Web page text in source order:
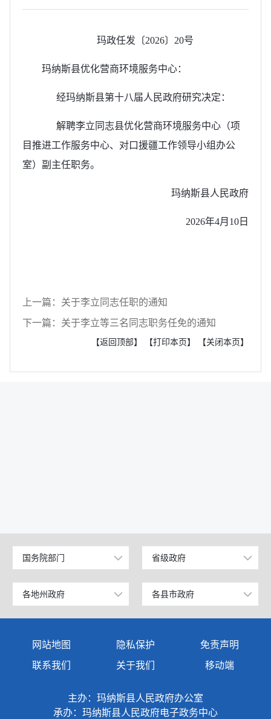
玛政任发〔2026〕20号
玛纳斯县优化营商环境服务中心：
经玛纳斯县第十八届人民政府研究决定：
解聘李立同志县优化营商环境服务中心（项
目推进工作服务中心、对口援疆工作领导小组办公
室）副主任职务。
玛纳斯县人民政府
2026年4月10日
上一篇：关于李立同志任职的通知
下一篇：关于李立等三名同志职务任免的通知
【返回顶部】 【打印本页】 【关闭本页】
国务院部门
公安部
工业和信息化部
科学技术部
教育部
国家发展和改革委员会
省级政府
北京
上海
广东
天津
江苏
山东
各地州政府
乌鲁木齐市
博尔塔拉蒙古自治州
各县市政府
昌吉市
吉木萨尔县
网站地图 隐私保护
免责声明
联系我们
关于我们 移动端
主办：玛纳斯县人民政府办公室
承办：玛纳斯县人民政府电子政务中心